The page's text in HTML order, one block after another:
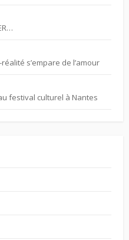
réalité s’empare de l’amour
festival culturel à Nantes